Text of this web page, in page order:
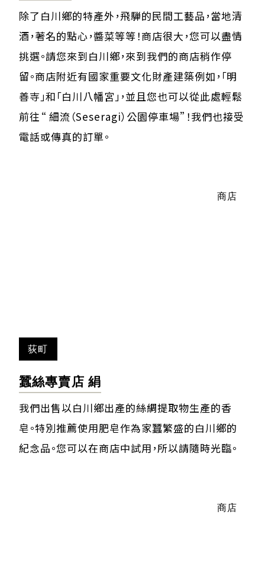
除了白川鄉的特產外，飛騨的民間工藝品，當地清
酒，著名的點心，醬菜等等！商店很大，您可以盡情
挑選。請您來到白川鄉，來到我們的商店稍作停
留。商店附近有國家重要文化財產建築例如，「明
善寺」和「白川八幡宮」，並且您也可以從此處輕鬆
前往“ 細流（Seseragi）公園停車場”！我們也接受
電話或傳真的訂單。
商店
荻町
蠶絲專賣店 絹
我們出售以白川鄉出產的絲綢提取物生產的香
皂。特別推薦使用肥皂作為家蠶繁盛的白川鄉的
紀念品。您可以在商店中試用，所以請隨時光臨。
商店